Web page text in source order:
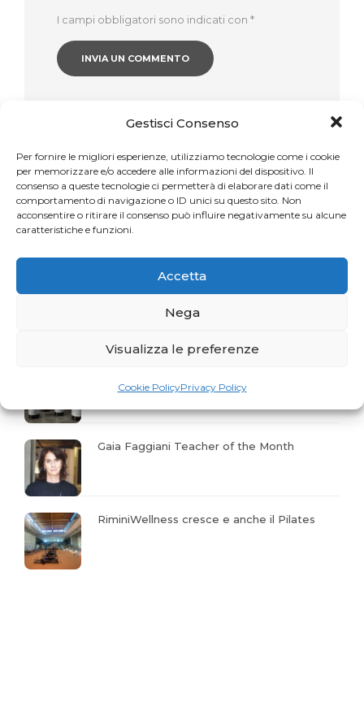
Gestisci Consenso
Per fornire le migliori esperienze, utilizziamo tecnologie come i cookie
per memorizzare e/o accedere alle informazioni del dispositivo. Il
consenso a queste tecnologie ci permetterà di elaborare dati come il
comportamento di navigazione o ID unici su questo sito. Non
acconsentire o ritirare il consenso può influire negativamente su alcune
caratteristiche e funzioni.
Accetta
Nega
Visualizza le preferenze
Cookie PolicyPrivacy Policy
I campi obbligatori sono indicati con *
Articoli recenti
Una sfida per gli appassionati del Pilates
Gaia Faggiani Teacher of the Month
RiminiWellness cresce e anche il Pilates